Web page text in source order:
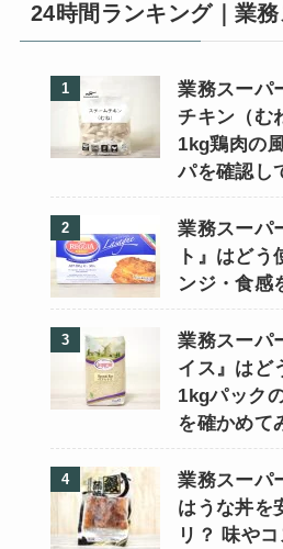
24時間ランキング｜業
業務スーパ
チキン（む
1kg鶏肉の
パを確認し
業務スーパ
ト』はど
ンジ・食感
業務スーパ
イス』はど
1kgパック
を確かめて
業務スーパ
はうな丼を
リ？ 味や